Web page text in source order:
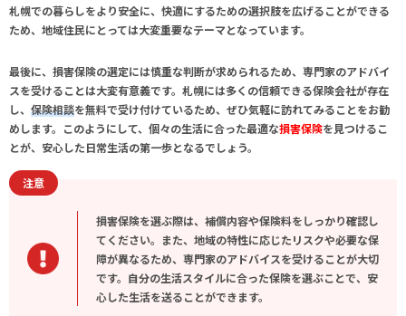
札幌での暮らしをより安全に、快適にするための選択肢を広げることができる
ため、地域住民にとっては大変重要なテーマとなっています。
最後に、損害保険の選定には慎重な判断が求められるため、専門家のアドバイ
スを受けることは大変有意義です。札幌には多くの信頼できる保険会社が存在
し、 保険相談を無料で受け付けているため、ぜひ気軽に訪れてみることをお勧
めします。このようにして、個々の生活に合った最適な損害保険を見つけるこ
とが、安心した日常生活の第一歩となるでしょう。
注意
損害保険を選ぶ際は、補償内容や保険料をしっかり確認し
てください。また、地域の特性に応じたリスクや必要な保
障が異なるため、専門家のアドバイスを受けることが大切
です。自分の生活スタイルに合った保険を選ぶことで、安
心した生活を送ることができます。